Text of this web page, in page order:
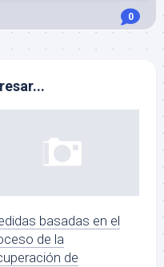
0
basadas en el
de la
de